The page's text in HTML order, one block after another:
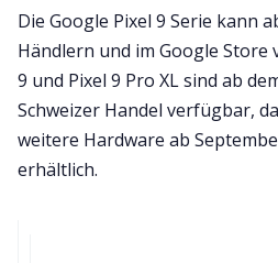
Die Google Pixel 9 Serie kann
Händlern und im Google Store
9 und Pixel 9 Pro XL sind ab
Schweizer Handel verfügbar,
weitere Hardware ab
erhältlich.